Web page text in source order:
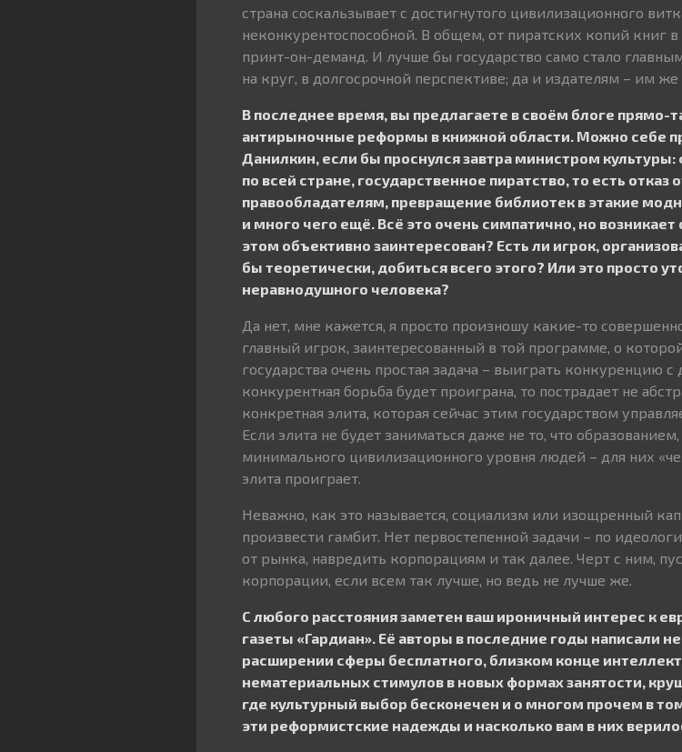
страна соскальзывает с достигнутого цивилизационного
неконкурентоспособной. В общем, от пиратских копий книг
принт-он-деманд. И лучше бы государство само стало
на круг, в долгосрочной перспективе; да и издателям – им
В последнее время, вы предлагаете в своём блоге прямо-
антирыночные реформы в книжной области. Можно себе
Данилкин, если бы проснулся завтра министром
по всей стране, государственное пиратство, то есть
правообладателям, превращение библиотек в этакие
и много чего ещё. Всё это очень симпатично, но возникает
этом объективно заинтересован? Есть ли игрок,
бы теоретически, добиться всего этого? Или это просто
неравнодушного человека?
Да нет, мне кажется, я просто произношу какие-то
главный игрок, заинтересованный в той программе, о
государства очень простая задача – выиграть конкуренцию
конкурентная борьба будет проиграна, то пострадает не
конкретная элита, которая сейчас этим государством
Если элита не будет заниматься даже не то, что
минимального цивилизационного уровня людей – для них
элита проиграет.
Неважно, как это называется, социализм или изощренный
произвести гамбит. Нет первостепенной задачи – по
от рынка, навредить корпорациям и так далее. Черт с ним,
корпорации, если всем так лучше, но ведь не лучше же.
С любого расстояния заметен ваш ироничный интерес к
газеты «Гардиан». Её авторы в последние годы написали
расширении сферы бесплатного, близком конце
нематериальных стимулов в новых формах занятости,
где культурный выбор бесконечен и о многом прочем в
эти реформистские надежды и насколько вам в них